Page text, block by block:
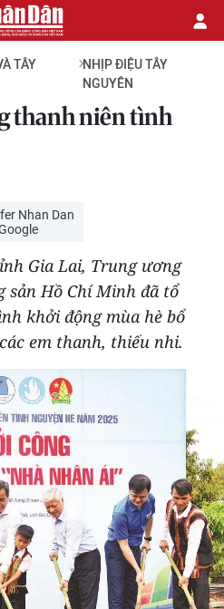
TÂY
NHỊP ĐIỆU TÂY
NGUYÊN
thanh niên tình
Nhan Dan
Gia Lai, Trung ương
sản Hồ Chí Minh đã tổ
khởi động mùa hè bổ
em thanh, thiếu nhi.